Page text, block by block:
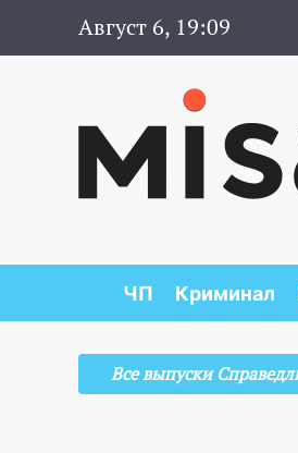
Август 6, 19:09
ЧП Криминал
Все выпуски